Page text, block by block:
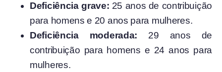
Deficiência grave: 25 anos de contribuição
para homens e 20 anos para mulheres.
Deficiência moderada: 29 anos de
contribuição para homens e 24 anos para
mulheres.